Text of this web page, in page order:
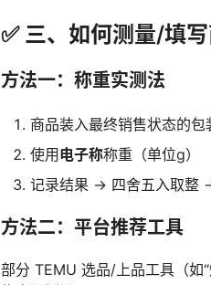
✅ 三、如何测量/填写
方法一：称重实测法
商品装入最终销售状态的包
使用电子称称重（单位g）
记录结果 → 四舍五入取整
方法二：平台推荐工具
部分 TEMU 选品/上品工具（如